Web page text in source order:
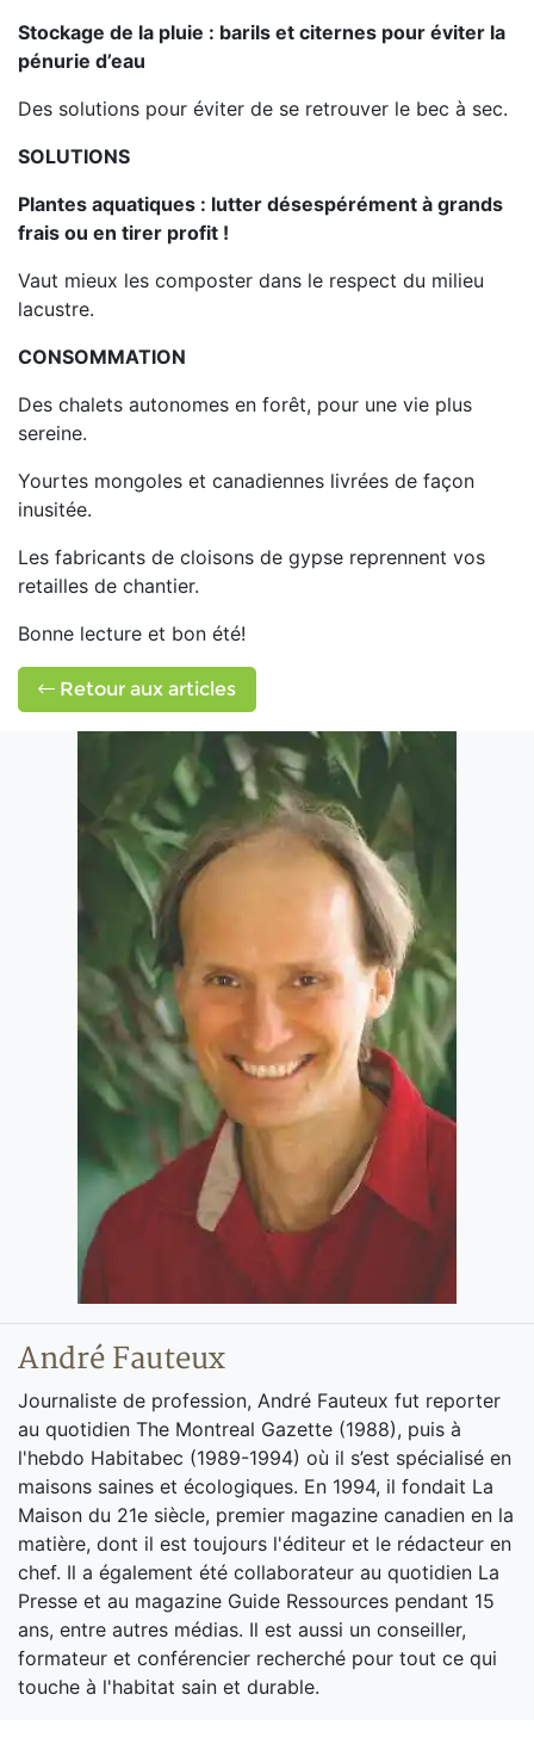
Stockage de la pluie : barils et citernes pour éviter la
pénurie d’eau
Des solutions pour éviter de se retrouver le bec à sec.
SOLUTIONS
Plantes aquatiques : lutter désespérément à grands
frais ou en tirer profit !
Vaut mieux les composter dans le respect du milieu
lacustre.
CONSOMMATION
Des chalets autonomes en forêt, pour une vie plus
sereine.
Yourtes mongoles et canadiennes livrées de façon
inusitée.
Les fabricants de cloisons de gypse reprennent vos
retailles de chantier.
Bonne lecture et bon été!
Retour aux articles
André Fauteux
Journaliste de profession, André Fauteux fut reporter
au quotidien The Montreal Gazette (1988), puis à
l'hebdo Habitabec (1989-1994) où il s’est spécialisé en
maisons saines et écologiques. En 1994, il fondait La
Maison du 21e siècle, premier magazine canadien en la
matière, dont il est toujours l'éditeur et le rédacteur en
chef. Il a également été collaborateur au quotidien La
Presse et au magazine Guide Ressources pendant 15
ans, entre autres médias. Il est aussi un conseiller,
formateur et conférencier recherché pour tout ce qui
touche à l'habitat sain et durable.